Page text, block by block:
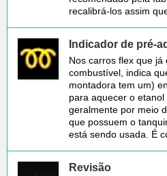
recalibrá-los assim
Indicador de pré-
Nos carros flex que
combustível, indica
montadora tem um)
para aquecer o etanol
geralmente por meio
que possuem o
está sendo usada. É
Revisão